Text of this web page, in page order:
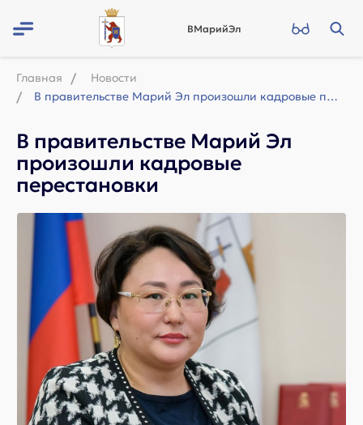
ВМарийЭл
Главная
Новости
В правительстве Марий Эл произошли кадровые перестановки
В правительстве Марий Эл
произошли кадровые
перестановки